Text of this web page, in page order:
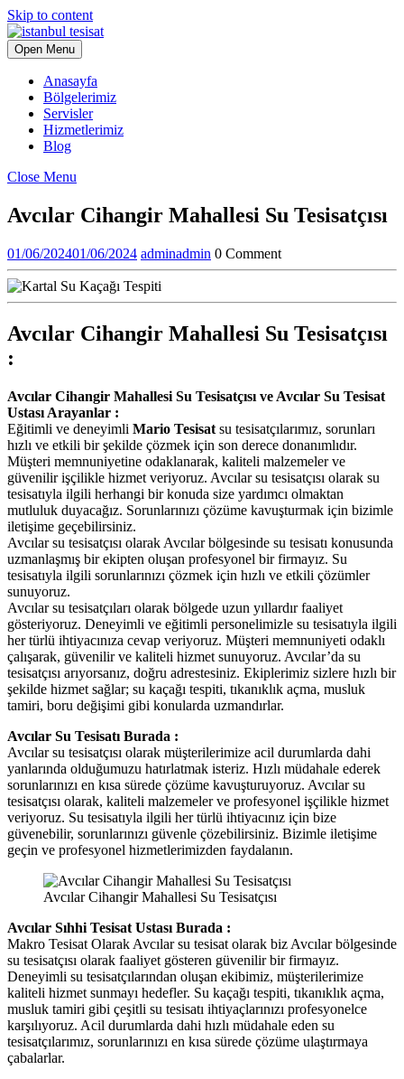
Skip to content
Open Menu
Anasayfa
Bölgelerimiz
Servisler
Hizmetlerimiz
Blog
Close Menu
Avcılar Cihangir Mahallesi Su Tesisatçısı
01/06/202401/06/2024 adminadmin 0 Comment
Avcılar Cihangir Mahallesi Su Tesisatçısı
:
Avcılar Cihangir Mahallesi Su Tesisatçısı ve Avcılar Su Tesisat
Ustası Arayanlar :
Eğitimli ve deneyimli Mario Tesisat su tesisatçılarımız, sorunları
hızlı ve etkili bir şekilde çözmek için son derece donanımlıdır.
Müşteri memnuniyetine odaklanarak, kaliteli malzemeler ve
güvenilir işçilikle hizmet veriyoruz. Avcılar su tesisatçısı olarak su
tesisatıyla ilgili herhangi bir konuda size yardımcı olmaktan
mutluluk duyacağız. Sorunlarınızı çözüme kavuşturmak için bizimle
iletişime geçebilirsiniz.
Avcılar su tesisatçısı olarak Avcılar bölgesinde su tesisatı konusunda
uzmanlaşmış bir ekipten oluşan profesyonel bir firmayız. Su
tesisatıyla ilgili sorunlarınızı çözmek için hızlı ve etkili çözümler
sunuyoruz.
Avcılar su tesisatçıları olarak bölgede uzun yıllardır faaliyet
gösteriyoruz. Deneyimli ve eğitimli personelimizle su tesisatıyla ilgili
her türlü ihtiyacınıza cevap veriyoruz. Müşteri memnuniyeti odaklı
çalışarak, güvenilir ve kaliteli hizmet sunuyoruz. Avcılar’da su
tesisatçısı arıyorsanız, doğru adrestesiniz. Ekiplerimiz sizlere hızlı bir
şekilde hizmet sağlar; su kaçağı tespiti, tıkanıklık açma, musluk
tamiri, boru değişimi gibi konularda uzmandırlar.
Avcılar Su Tesisatı Burada :
Avcılar su tesisatçısı olarak müşterilerimize acil durumlarda dahi
yanlarında olduğumuzu hatırlatmak isteriz. Hızlı müdahale ederek
sorunlarınızı en kısa sürede çözüme kavuşturuyoruz. Avcılar su
tesisatçısı olarak, kaliteli malzemeler ve profesyonel işçilikle hizmet
veriyoruz. Su tesisatıyla ilgili her türlü ihtiyacınız için bize
güvenebilir, sorunlarınızı güvenle çözebilirsiniz. Bizimle iletişime
geçin ve profesyonel hizmetlerimizden faydalanın.
Avcılar Cihangir Mahallesi Su Tesisatçısı
Avcılar Sıhhi Tesisat Ustası Burada :
Makro Tesisat Olarak Avcılar su tesisat olarak biz Avcılar bölgesinde
su tesisatçısı olarak faaliyet gösteren güvenilir bir firmayız.
Deneyimli su tesisatçılarından oluşan ekibimiz, müşterilerimize
kaliteli hizmet sunmayı hedefler. Su kaçağı tespiti, tıkanıklık açma,
musluk tamiri gibi çeşitli su tesisatı ihtiyaçlarınızı profesyonelce
karşılıyoruz. Acil durumlarda dahi hızlı müdahale eden su
tesisatçılarımız, sorunlarınızı en kısa sürede çözüme ulaştırmaya
çabalarlar.